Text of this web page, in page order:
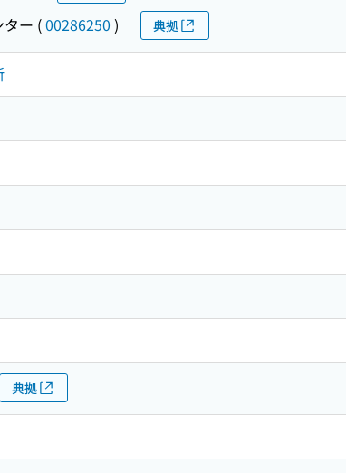
ー (00286250 ) 典拠
典拠